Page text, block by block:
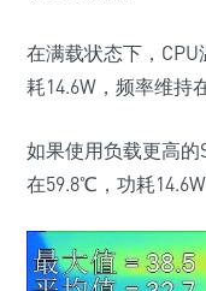
在满载状态下，
耗14.6W，频率维持在
如果使用负载更高的
在59.8℃，功耗14.6W